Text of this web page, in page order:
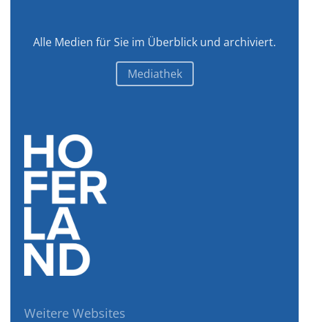
Alle Medien für Sie im Überblick und archiviert.
Mediathek
Weitere Websites